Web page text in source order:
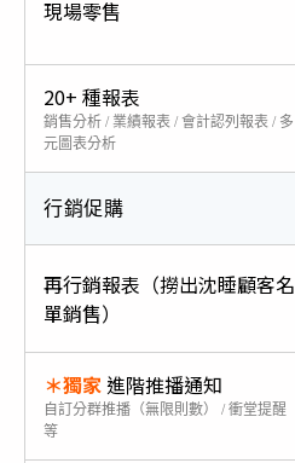
現場零售
20+ 種報表
銷售分析 / 業績報表 / 會計認列報表 / 多
元圖表分析
行銷促購
再行銷報表（撈出沈睡顧客名
單銷售）
＊獨家 進階推播通知
自訂分群推播（無限則數） / 衝堂提醒
等